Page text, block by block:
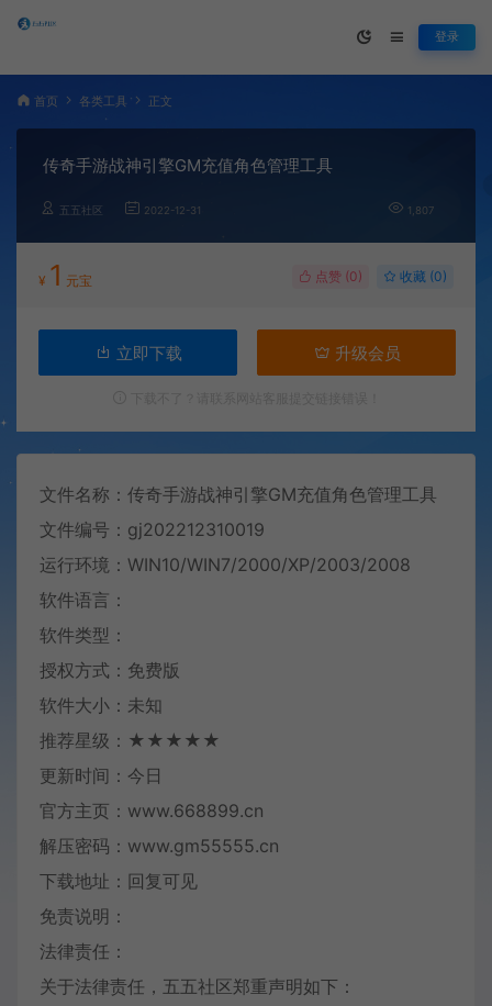
登录
首页 各类工具 正文
传奇手游战神引擎GM充值角色管理工具
五五社区 2022-12-31 1,807
¥ 1 元宝 点赞 (0) 收藏 (0)
立即下载 升级会员
文件名称：传奇手游战神引擎GM充值角色管理工具
文件编号：gj202212310019
运行环境：WIN10/WIN7/2000/XP/2003/2008
软件语言：
软件类型：
授权方式：免费版
软件大小：未知
推荐星级：★★★★★
更新时间：今日
官方主页：www.668899.cn
解压密码：www.gm55555.cn
下载地址：回复可见
免责说明：
法律责任：
关于法律责任，五五社区郑重声明如下：